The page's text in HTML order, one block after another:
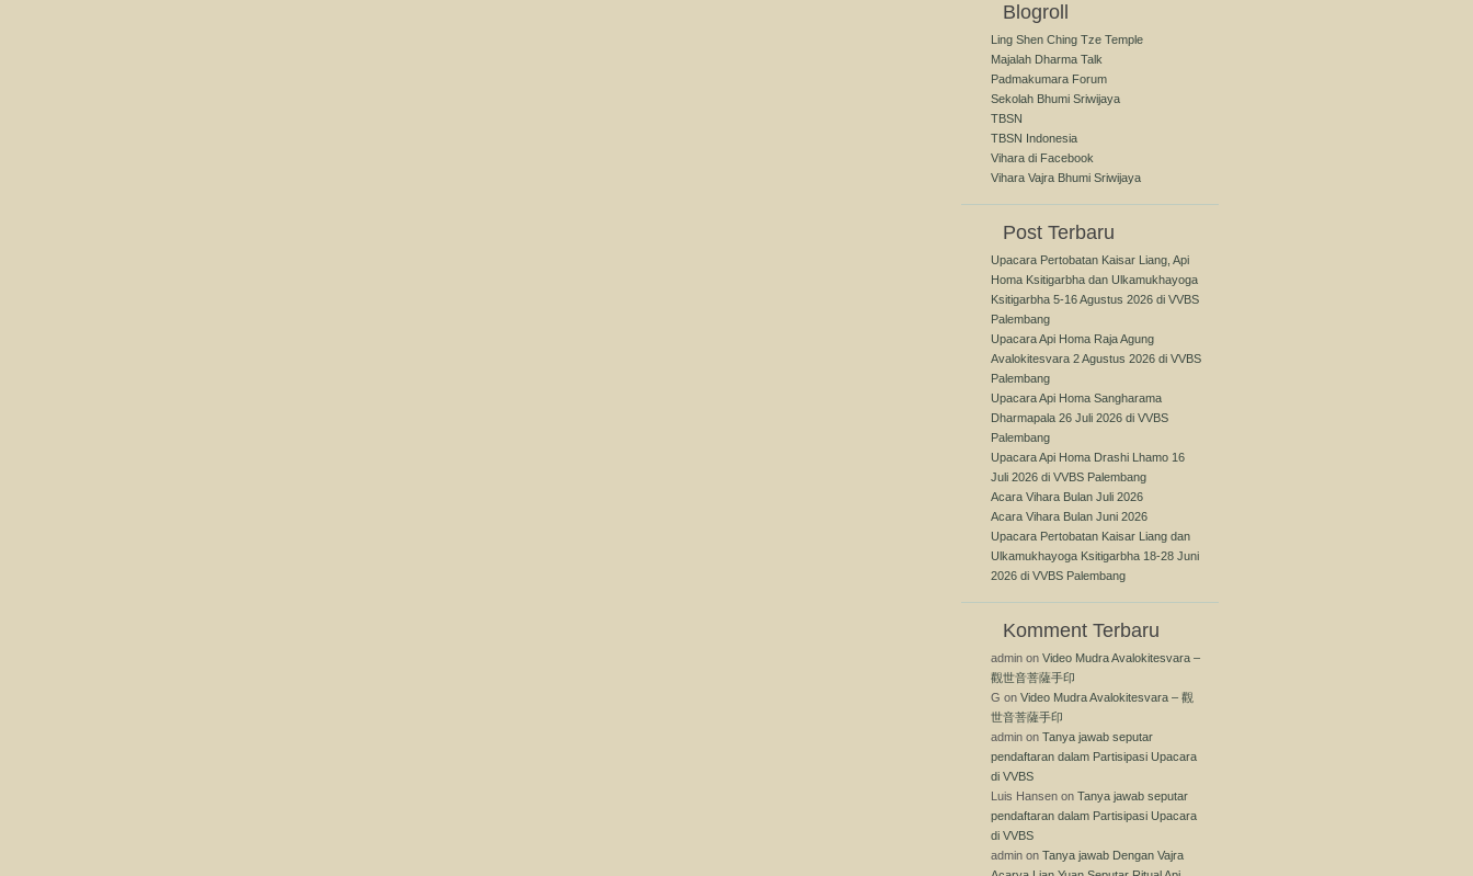
Blogroll
Ling Shen Ching Tze Temple
Majalah Dharma Talk
Padmakumara Forum
Sekolah Bhumi Sriwijaya
TBSN
TBSN Indonesia
Vihara di Facebook
Vihara Vajra Bhumi Sriwijaya
Post Terbaru
Upacara Pertobatan Kaisar Liang, Api
Homa Ksitigarbha dan Ulkamukhayoga
Ksitigarbha 5-16 Agustus 2026 di VVBS
Palembang
Upacara Api Homa Raja Agung
Avalokitesvara 2 Agustus 2026 di VVBS
Palembang
Upacara Api Homa Sangharama
Dharmapala 26 Juli 2026 di VVBS
Palembang
Upacara Api Homa Drashi Lhamo 16
Juli 2026 di VVBS Palembang
Acara Vihara Bulan Juli 2026
Acara Vihara Bulan Juni 2026
Upacara Pertobatan Kaisar Liang dan
Ulkamukhayoga Ksitigarbha 18-28 Juni
2026 di VVBS Palembang
Komment Terbaru
admin on Video Mudra Avalokitesvara –
觀世音菩薩手印
G on Video Mudra Avalokitesvara – 觀
世音菩薩手印
admin on Tanya jawab seputar
pendaftaran dalam Partisipasi Upacara
di VVBS
Luis Hansen on Tanya jawab seputar
pendaftaran dalam Partisipasi Upacara
di VVBS
admin on Tanya jawab Dengan Vajra